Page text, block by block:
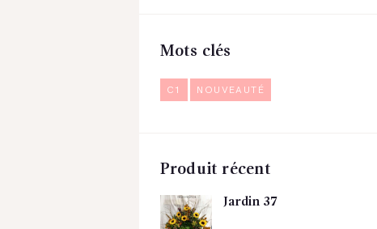
Mots clés
C1 NOUVEAUTÉ
Produit récent
Jardin 37